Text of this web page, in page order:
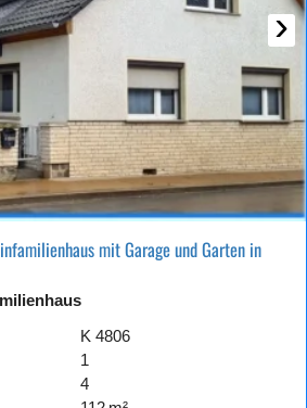
›
mit Garage und Garten in
K 4806
1
4